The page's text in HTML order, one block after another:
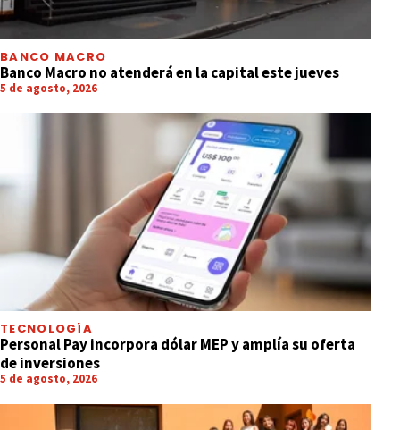
BANCO MACRO
Banco Macro no atenderá en la capital este jueves
5 de agosto, 2026
TECNOLOGÍA
Personal Pay incorpora dólar MEP y amplía su oferta
de inversiones
5 de agosto, 2026